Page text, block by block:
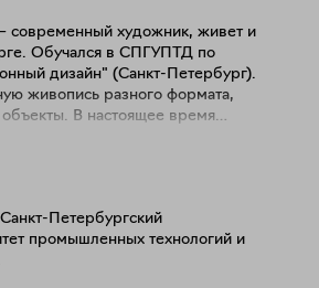
современный художник, живет и
Обучался в СПГУПТД по
дизайн" (Санкт-Петербург).
живопись разного формата,
объекты. В настоящее время
Участник более десяти
персонально. Работы
коллекциях России.
Петербургский
промышленных технологий и